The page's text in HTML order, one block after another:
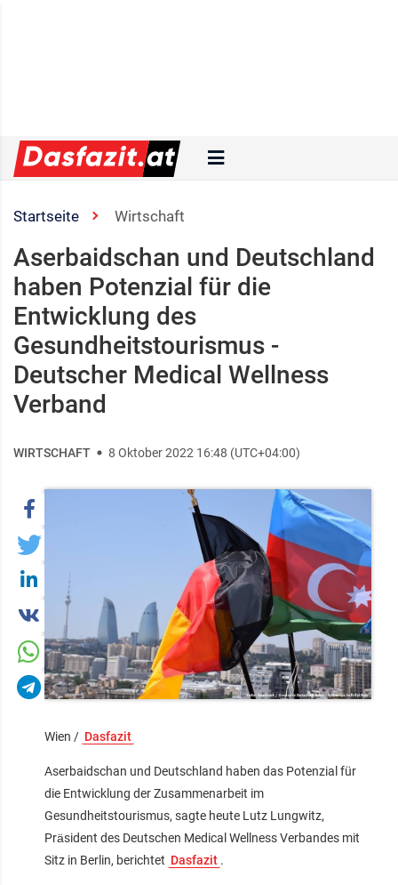
Startseite Wirtschaft
Aserbaidschan und Deutschland
haben Potenzial für die
Entwicklung des
Gesundheitstourismus -
Deutscher Medical Wellness
Verband
WIRTSCHAFT 8 Oktober 2022 16:48 (UTC+04:00)
Wien / Dasfazit
Aserbaidschan und Deutschland haben das Potenzial für
die Entwicklung der Zusammenarbeit im
Gesundheitstourismus, sagte heute Lutz Lungwitz,
Präsident des Deutschen Medical Wellness Verbandes mit
Sitz in Berlin, berichtet Dasfazit .